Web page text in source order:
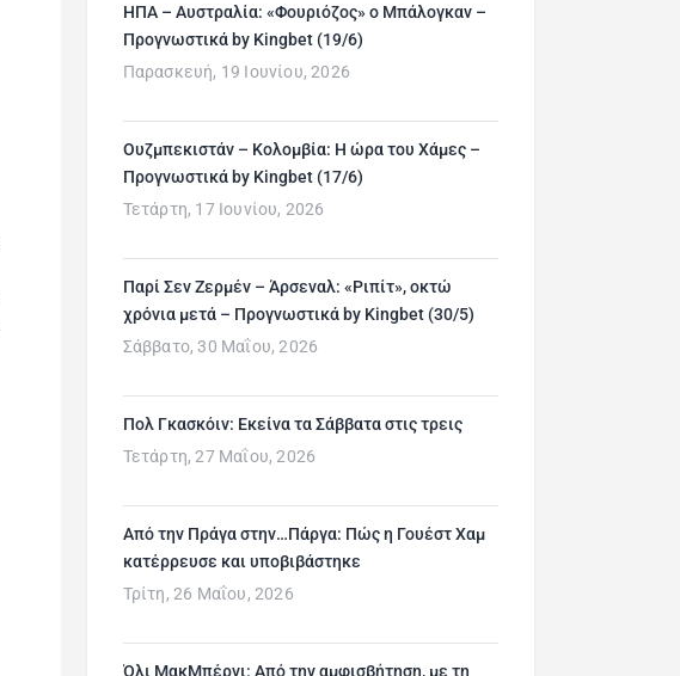
ΗΠΑ – Αυστραλία: «Φουριόζος» ο Μπάλογκαν –
Προγνωστικά by Kingbet (19/6)
Παρασκευή, 19 Ιουνίου, 2026
Ουζμπεκιστάν – Κολομβία: Η ώρα του Χάμες –
Προγνωστικά by Kingbet (17/6)
Τετάρτη, 17 Ιουνίου, 2026
Παρί Σεν Ζερμέν – Άρσεναλ: «Ριπίτ», οκτώ
χρόνια μετά – Προγνωστικά by Kingbet (30/5)
Σάββατο, 30 Μαΐου, 2026
Πολ Γκασκόιν: Εκείνα τα Σάββατα στις τρεις
Τετάρτη, 27 Μαΐου, 2026
Από την Πράγα στην…Πάργα: Πώς η Γουέστ Χαμ
κατέρρευσε και υποβιβάστηκε
Τρίτη, 26 Μαΐου, 2026
Όλι ΜακΜπέρνι: Aπό την αμφισβήτηση, με τη